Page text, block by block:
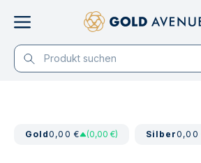
Gold0,00 € (0,00 €) Silber0,00